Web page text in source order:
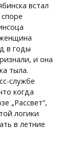
встал
в годы
и она
тыла.
службе
когда
„Рассвет“,
логики
в летние